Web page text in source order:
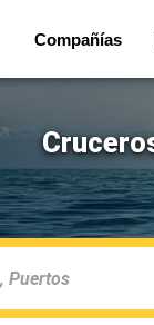
Compañías